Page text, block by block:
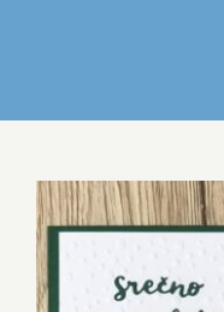
GALERIJA